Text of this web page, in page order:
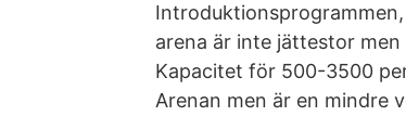
arena är inte jättestor
Kapacitet för 500-3500
Arenan men är en mindre